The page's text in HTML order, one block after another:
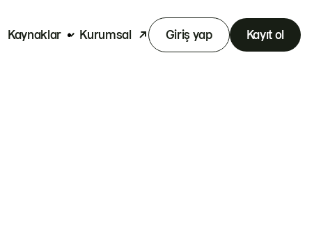
Kaynaklar Kurumsal Giriş yap Kayıt ol